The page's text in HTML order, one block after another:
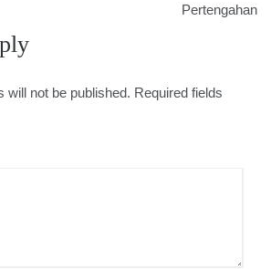
Pertengahan
will not be published. Required fields